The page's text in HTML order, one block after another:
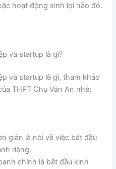
hoạt động sinh lợi nào đó.
và startup là gì?
và startup là gì, tham khảo
THPT Chu Văn An nhé:
giản là nói về việc bắt đầu
riêng.
chính là bắt đầu kinh